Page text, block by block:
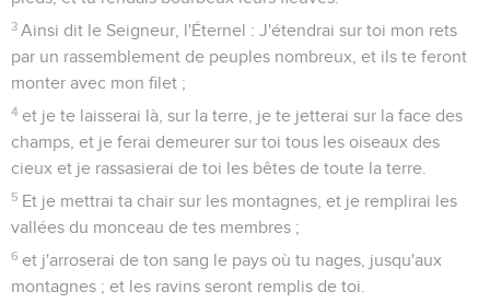
3 Ainsi dit le Seigneur, l'Éternel : J'étendrai sur toi mon rets
par un rassemblement de peuples nombreux, et ils te feront
monter avec mon filet ;
4 et je te laisserai là, sur la terre, je te jetterai sur la face des
champs, et je ferai demeurer sur toi tous les oiseaux des
cieux et je rassasierai de toi les bêtes de toute la terre.
5 Et je mettrai ta chair sur les montagnes, et je remplirai les
vallées du monceau de tes membres ;
6 et j'arroserai de ton sang le pays où tu nages, jusqu'aux
montagnes ; et les ravins seront remplis de toi.